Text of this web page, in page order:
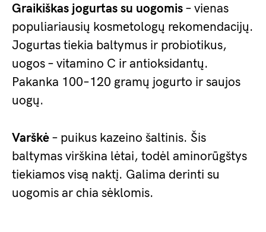
Graikiškas jogurtas su uogomis – vienas
populiariausių kosmetologų rekomendacijų.
Jogurtas tiekia baltymus ir probiotikus,
uogos – vitamino C ir antioksidantų.
Pakanka 100–120 gramų jogurto ir saujos
uogų.
Varškė – puikus kazeino šaltinis. Šis
baltymas virškina lėtai, todėl aminorūgštys
tiekiamos visą naktį. Galima derinti su
uogomis ar chia sėklomis.